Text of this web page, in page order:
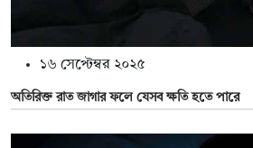
১৬ সেপ্টেম্বর ২০২৫
অতিরিক্ত রাত জাগার ফলে যেসব ক্ষতি হতে পারে